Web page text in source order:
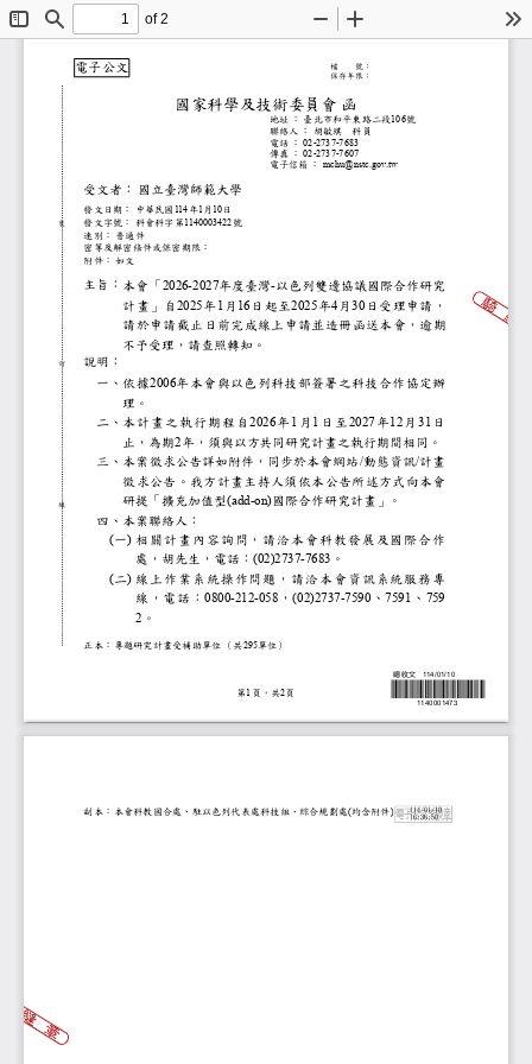
ToggleFind
of 2
Zoom
主旨：
說明：
國家科學及技術委員會
受文者：國立臺灣師範大學
發文日期：
中華民國
114年1 月 10日
發文字號：科會科字第
1140003422
號
速別：普通件
密等及解密條件或保密期限：
附件：
如文
本會「2026-2027年度臺灣
-以色列雙邊協議國際合作研
計畫」自
2025
年1 月 16日起至
2025
年4 月30日受理申請，
請於申請截止日前完成線上申請並造冊函送
不予受理，請查照轉知。
一、
二、
三、
四、
(一)
(二)
依據2006年本會與以色列科技部簽署之科技合
理。
本計畫之執行期程自
2026
年1 月 1 日至2027
年12月 31日
止，為期
2年，須與以方共同研究計畫之執行期
本案徵求公告詳如附件，同步於本會網站
/動態資訊
/計畫
徵求公告。我方計畫主持人須依本公告所述
研提「擴充加值型
(add-on)國際合作研究計畫」。
本案聯絡人：
相關計畫內容詢問，請洽本會科教發展
處，胡先生，電話：
(02)2737-7683
。
線上作業系統操作問題，請洽本會資訊
線，電話：0800-212-058
， (02)2737-7590
、 7591、 759
2 。
正本：專題研究計畫受補助單位
（共
295單位）
裝
訂
線
檔
號：
保存年限：
電子公文
函
地址
： 臺北市和平東路二段
106號
聯絡人
：
胡敏琪 科員
電話
： 02-2737-7683
傳真
： 02-2737-7607
電子信箱
： mchu@nstc.gov.tw
1140001473
總收文114/01/10
第 1 頁，共
2頁
副本：本會科教國合處、駐以色列代表處科技組、
(均含附件
)
114/01/10
16:36:50